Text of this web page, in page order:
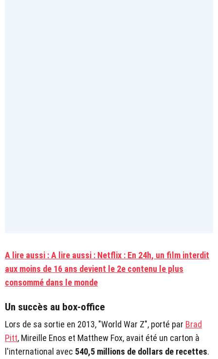
A lire aussi : A lire aussi : Netflix : En 24h, un film interdit
aux moins de 16 ans devient le 2e contenu le plus
consommé dans le monde
Un succès au box-office
Lors de sa sortie en 2013, "World War Z", porté par Brad
Pitt, Mireille Enos et Matthew Fox, avait été un carton à
l'international avec 540,5 millions de dollars de recettes.